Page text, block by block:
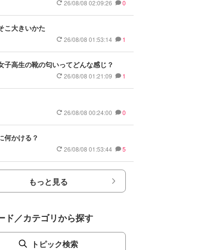
26/08/08 02:09:26 0
こ大きいかた
26/08/08 01:53:14 1
子高生の靴の匂いってどんな感じ？
26/08/08 01:21:09 1
26/08/08 00:24:00 0
何かける？
26/08/08 01:53:44 5
もっと見る
ド／カテゴリから探す
トピック検索